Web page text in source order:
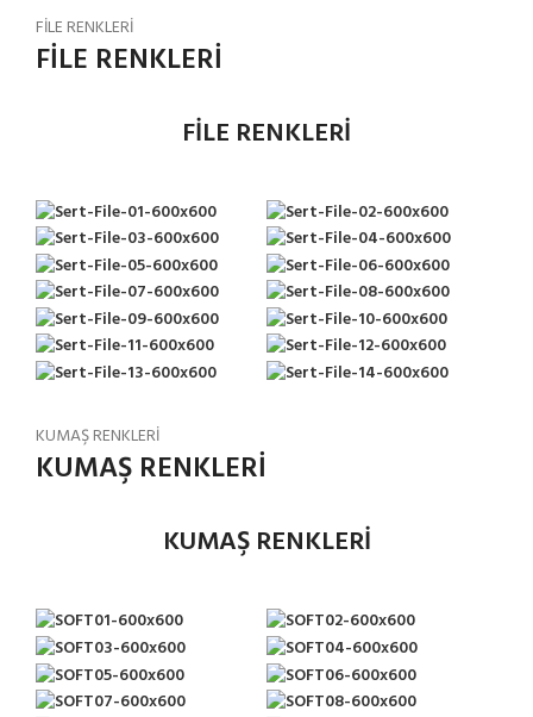
FİLE RENKLERİ
FİLE RENKLERİ
FİLE RENKLERİ
KUMAŞ RENKLERİ
KUMAŞ RENKLERİ
KUMAŞ RENKLERİ